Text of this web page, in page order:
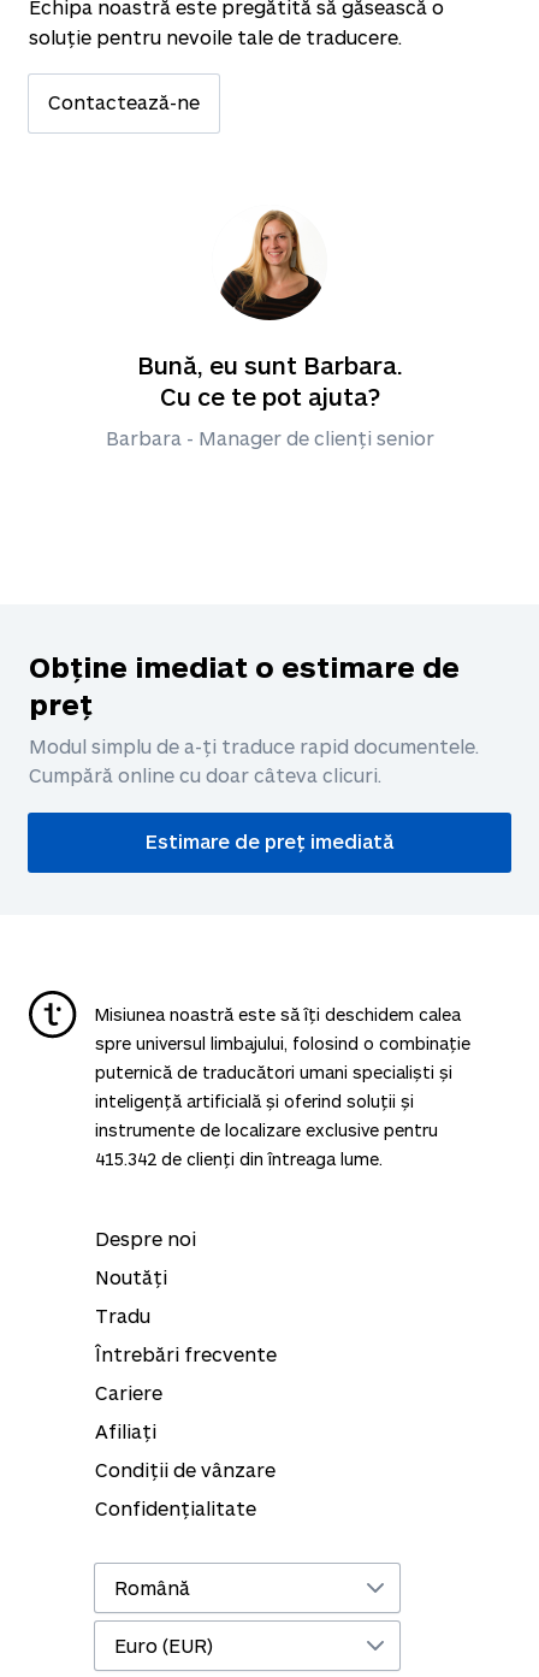
Echipa noastră este pregătită să găsească o
soluție pentru nevoile tale de traducere.
Contactează-ne
Bună, eu sunt Barbara.
Cu ce te pot ajuta?
Barbara - Manager de clienți senior
Obține imediat o estimare de
preț
Modul simplu de a-ți traduce rapid documentele.
Cumpără online cu doar câteva clicuri.
Estimare de preț imediată
Misiunea noastră este să îți deschidem calea
spre universul limbajului, folosind o combinație
puternică de traducători umani specialiști și
inteligență artificială și oferind soluții și
instrumente de localizare exclusive pentru
415.342 de clienți din întreaga lume.
Despre noi
Noutăți
Tradu
Întrebări frecvente
Cariere
Afiliați
Condiții de vânzare
Confidențialitate